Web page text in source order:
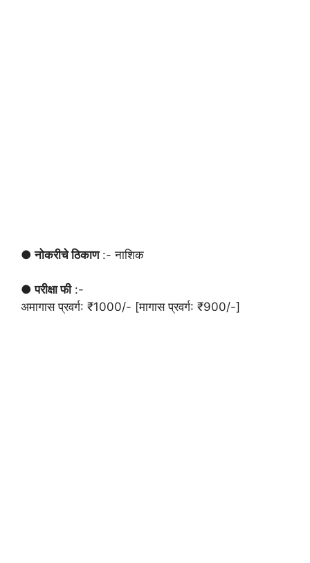
● नोकरीचे ठिकाण:- नाशिक
● परीक्षा फी:-
अमागास प्रवर्ग: ₹1000/- [मागास प्रवर्ग: ₹900/-]